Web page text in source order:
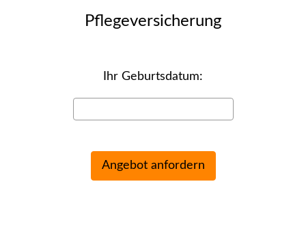
Pflege­ver­si­che­rung
Ihr Geburts­datum: